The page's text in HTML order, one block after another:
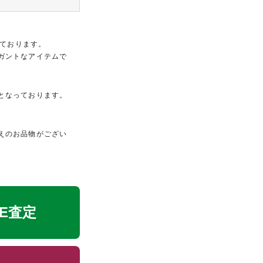
おります。
ントなアイテムで
っております。
のお品物がござい
査定